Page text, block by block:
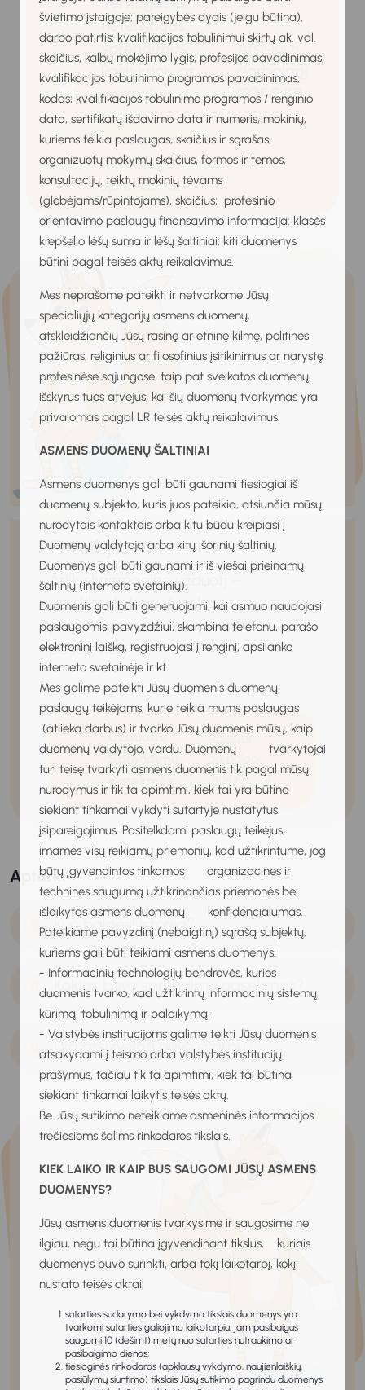
švietimo įstaigoje; pareigybės dydis (jeigu būtina),
darbo patirtis; kvalifikacijos tobulinimui skirtų ak. val.
skaičius, kalbų mokėjimo lygis, profesijos pavadinimas;
kvalifikacijos tobulinimo programos pavadinimas,
kodas; kvalifikacijos tobulinimo programos / renginio
data, sertifikatų išdavimo data ir numeris, mokinių,
kuriems teikia paslaugas, skaičius ir sąrašas,
organizuotų mokymų skaičius, formos ir temos,
konsultacijų, teiktų mokinių tėvams
(globėjams/rūpintojams), skaičius; profesinio
orientavimo paslaugų finansavimo informacija: klasės
krepšelio lėšų suma ir lėšų šaltiniai; kiti duomenys
būtini pagal teisės aktų reikalavimus.
Mes neprašome pateikti ir netvarkome Jūsų
specialiųjų kategorijų asmens duomenų,
atskleidžiančių Jūsų rasinę ar etninę kilmę, politines
pažiūras, religinius ar filosofinius įsitikinimus ar narystę
profesinėse sąjungose, taip pat sveikatos duomenų,
išskyrus tuos atvejus, kai šių duomenų tvarkymas yra
privalomas pagal LR teisės aktų reikalavimus.
ASMENS DUOMENŲ ŠALTINIAI
Asmens duomenys gali būti gaunami tiesiogiai iš
duomenų subjekto, kuris juos pateikia, atsiunčia mūsų
nurodytais kontaktais arba kitu būdu kreipiasi į
Duomenų valdytoją arba kitų išorinių šaltinių.
Duomenys gali būti gaunami ir iš viešai prieinamų
šaltinių (interneto svetainių).
Duomenis gali būti generuojami, kai asmuo naudojasi
paslaugomis, pavyzdžiui, skambina telefonu, parašo
elektroninį laišką, registruojasi į renginį, apsilanko
interneto svetainėje ir kt.
Mes galime pateikti Jūsų duomenis duomenų
paslaugų teikėjams, kurie teikia mums paslaugas
(atlieka darbus) ir tvarko Jūsų duomenis mūsų, kaip
duomenų valdytojo, vardu. Duomenų tvarkytojai
turi teisę tvarkyti asmens duomenis tik pagal mūsų
nurodymus ir tik ta apimtimi, kiek tai yra būtina
siekiant tinkamai vykdyti sutartyje nustatytus
įsipareigojimus. Pasitelkdami paslaugų teikėjus,
imamės visų reikiamų priemonių, kad užtikrintume, jog
būtų įgyvendintos tinkamos organizacines ir
technines saugumą užtikrinančias priemonės bei
išlaikytas asmens duomenų konfidencialumas.
Pateikiame pavyzdinį (nebaigtinį) sąrašą subjektų,
kuriems gali būti teikiami asmens duomenys:
- Informacinių technologijų bendrovės, kurios
duomenis tvarko, kad užtikrintų informacinių sistemų
kūrimą, tobulinimą ir palaikymą;
- Valstybės institucijoms galime teikti Jūsų duomenis
atsakydami į teismo arba valstybės institucijų
prašymus, tačiau tik ta apimtimi, kiek tai būtina
siekiant tinkamai laikytis teisės aktų.
Be Jūsų sutikimo neteikiame asmeninės informacijos
trečiosioms šalims rinkodaros tikslais.
KIEK LAIKO IR KAIP BUS SAUGOMI JŪSŲ ASMENS
DUOMENYS?
Jūsų asmens duomenis tvarkysime ir saugosime ne
ilgiau, negu tai būtina įgyvendinant tikslus, kuriais
duomenys buvo surinkti, arba tokį laikotarpį, kokį
nustato teisės aktai:
sutarties sudarymo bei vykdymo tikslais duomenys yra
tvarkomi sutarties galiojimo laikotarpiu, jam pasibaigus
saugomi 10 (dešimt) metų nuo sutarties nutraukimo ar
pasibaigimo dienos;
tiesioginės rinkodaros (apklausų vykdymo, naujienlaiškių,
pasiūlymų siuntimo) tikslais Jūsų sutikimo pagrindu duomenys
neteisingas
sprendimas
Pasitikrink, ar
jau moki
atskirti
teisingus ir
neteisingus
sprendimus.
Atsisiųsti
darbalapį
(395.8 KB
)
Pritaikyk!
Atlik skaitmeninę užduotį –
pasitikrink, kaip išmokai
priimti sprendimus ir įvertinti
pasekmes.
Užduotis:
Sprendimų
pasekmės
Atsisiųsti
darbalapį
(804 KB
Aptark:
Kuo baigėsi istorija?
Kokios buvo sprendimų pasekmės?
Į ką atsižvelgti buvo svarbu?